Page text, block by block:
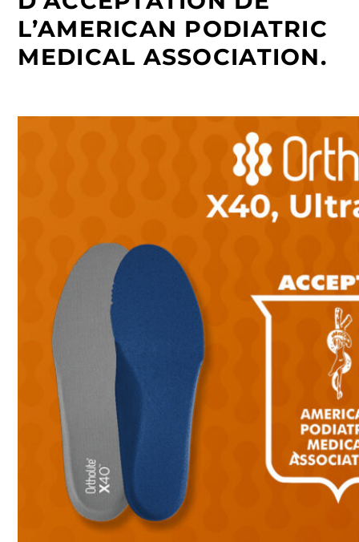
L’AMERICAN PODIATRIC
MEDICAL ASSOCIATION.